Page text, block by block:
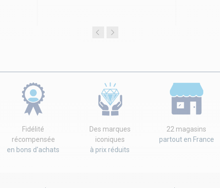
Fidélité
récompensée
en bons d'achats
Des marques
iconiques
à prix réduits
22 magasins
partout en France